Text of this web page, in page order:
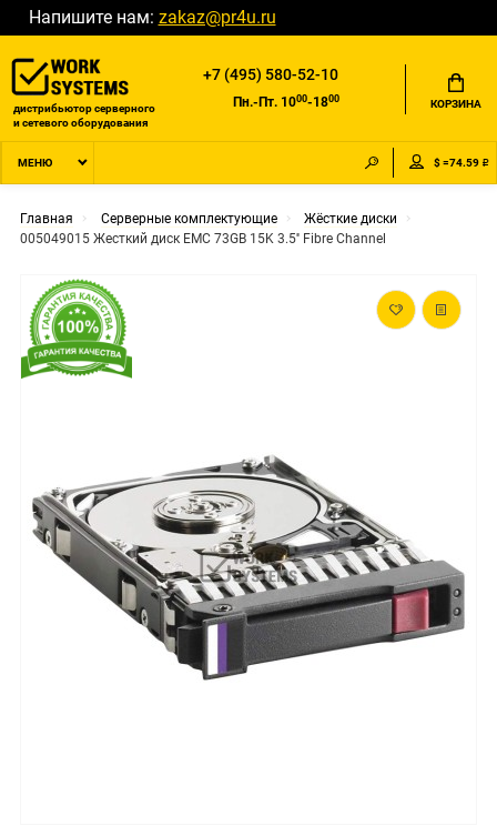
Напишите нам: zakaz@pr4u.ru
дистрибьютор серверного
и сетевого оборудования
+7 (495) 580-52-10
Пн.-Пт. 1000-1800 КОРЗИНА
МЕНЮ $ =74.59 ₽
Главная Серверные комплектующие
Жёсткие диски
005049015 Жесткий диск EMC 73GB 15K 3.5'' Fibre Channel